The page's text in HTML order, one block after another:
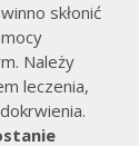
skłonić
Należy
leczenia,